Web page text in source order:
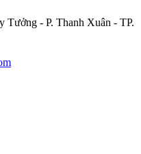
Tưởng - P. Thanh Xuân - TP.